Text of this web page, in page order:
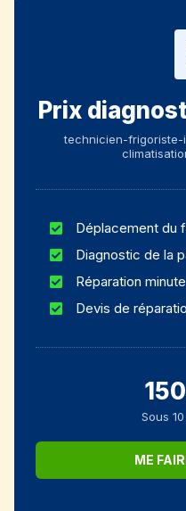
Prix
technicien-
Déplacement du
Diagnostic de la
Réparation
Devis de
Sous
ME